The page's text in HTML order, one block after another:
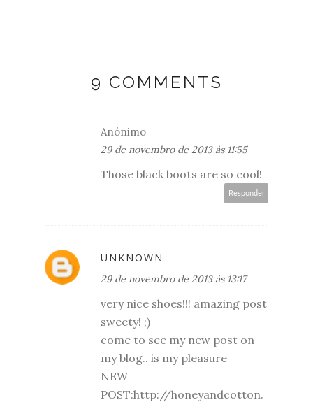
9 COMMENTS
Anónimo
29 de novembro de 2013 às 11:55
Those black boots are so cool!
Responder
UNKNOWN
29 de novembro de 2013 às 13:17
very nice shoes!!! amazing post
sweety! ;)
come to see my new post on
my blog.. is my pleasure
NEW
POST:http://honeyandcotton.